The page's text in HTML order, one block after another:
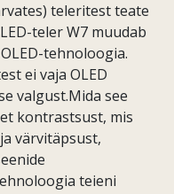
teleritest teate
teler W7 muudab
tehnoloogia.
ei vaja OLED
valgust.Mida see
kontrastsust, mis
värvitäpsust,
teieni